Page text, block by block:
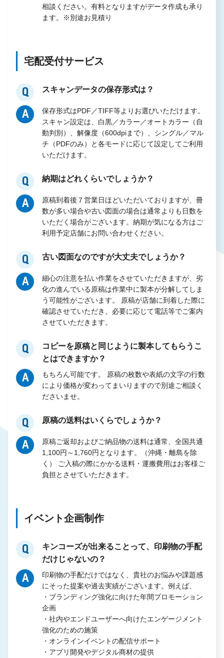
相談ください。有料となりますがデータ作成も承り
ます。※別途お見積り
宅配受付サービス
Q スキャンデータの保存形式は？
A
保存形式はPDF／TIFF等よりお選びいただけます。
スキャン設定は、白黒／カラー／オートカラー（自
動判別）、解像度（600dpiまで）、シングル／マル
チ（PDFのみ）と各モードに応じて設定してご利用
いただけます。
Q 納期はどれくらいでしょうか？
A
原稿到着後７営業日ほどいただいておりますが、冊
数が多い場合や古い図面の場合は通常よりも日数を
いただく場合がございます。納期が気になる方はご
利用予定店舗にお問い合わせください。
Q 古い図面なのですが大丈夫でしょうか？
A
細心の注意を払い作業をさせていただきますが、劣
化の進んでいる原稿は作業中に製本が分解してしま
う可能性がございます。 原稿が店舗に到着した際に
確認させていただき、必要に応じて電話等でご案内
させていただきます。
Q
コピーを原稿と同じように製本してもらうこ
とはできますか？
A
もちろん可能です。 原稿の枚数や表紙の文字の行数
により価格が変わってまいりますので別途ご相談く
ださいませ。
Q 原稿の送料はいくらでしょうか？
A
原稿ご返却およびご納品物の送料は通常、全国共通
1,100円～1,760円となります。（沖縄・離島を除
く） ご入稿の際にかかる送料・運搬費用はお客様ご
負担とさせていただきます。
イベント企画制作
Q
キンコーズが出来ることって、印刷物の手配
だけじゃないの？
A
印刷物の手配だけではなく、貴社のお悩みや課題感
にそった提案や過去実績がございます。例えば、
・ブランディング強化に向けた年間プロモーション
企画
・社内やエンドユーザーへ向けたエンゲージメント
強化のための施策
・オンラインイベントの配信サポート
・アプリ開発やデジタル商材の提供